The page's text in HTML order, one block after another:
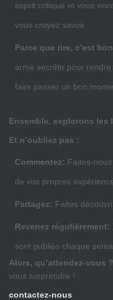
esprit critique et vous
vous croyez savoir.
Parce que rire, c’est
arme secrète pour
faire passer un bon
Ensemble, explorons les
Et n’oubliez pas :
Commentez: Faites-
de vos propres
Partagez: Faites
Revenez régulièrement:
sont publiés chaque
Alors, qu’attendez-vous ?
vous surprendre !
contactez-nous